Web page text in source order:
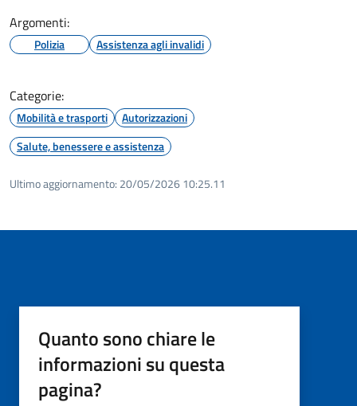
Argomenti:
Polizia Assistenza agli invalidi
Categorie:
Mobilità e trasporti
Autorizzazioni
Salute, benessere e assistenza
Ultimo aggiornamento: 20/05/2026 10:25.11
Quanto sono chiare le
informazioni su questa
pagina?